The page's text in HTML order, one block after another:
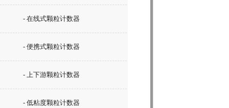
- 在线式颗粒计数器
- 便携式颗粒计数器
- 上下游颗粒计数器
- 低粘度颗粒计数器